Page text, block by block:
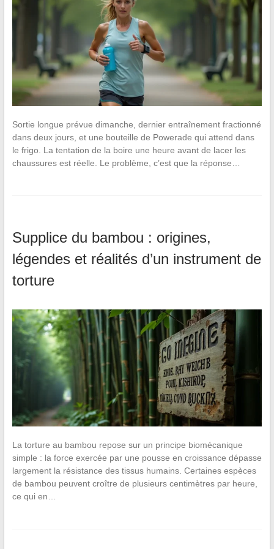
Sortie longue prévue dimanche, dernier entraînement fractionné
dans deux jours, et une bouteille de Powerade qui attend dans
le frigo. La tentation de la boire une heure avant de lacer les
chaussures est réelle. Le problème, c’est que la réponse…
Supplice du bambou : origines,
légendes et réalités d’un instrument de
torture
La torture au bambou repose sur un principe biomécanique
simple : la force exercée par une pousse en croissance dépasse
largement la résistance des tissus humains. Certaines espèces
de bambou peuvent croître de plusieurs centimètres par heure,
ce qui en…